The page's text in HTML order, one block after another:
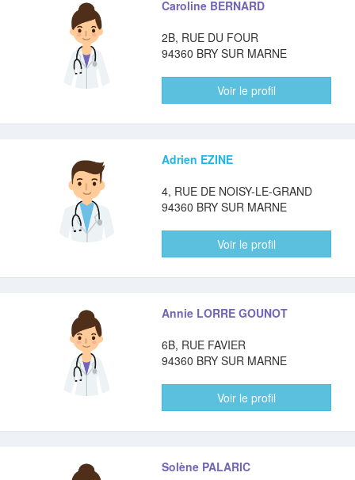
Caroline BERNARD
2B, RUE DU FOUR
94360 BRY SUR MARNE
Voir le profil
Adrien EZINE
4, RUE DE NOISY-LE-GRAND
94360 BRY SUR MARNE
Voir le profil
Annie LORRE GOUNOT
6B, RUE FAVIER
94360 BRY SUR MARNE
Voir le profil
Solène PALARIC